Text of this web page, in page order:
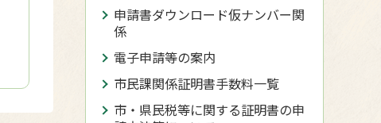
申請書ダウンロード仮ナンバー関
係
電子申請等の案内
市民課関係証明書手数料一覧
市・県民税等に関する証明書の申